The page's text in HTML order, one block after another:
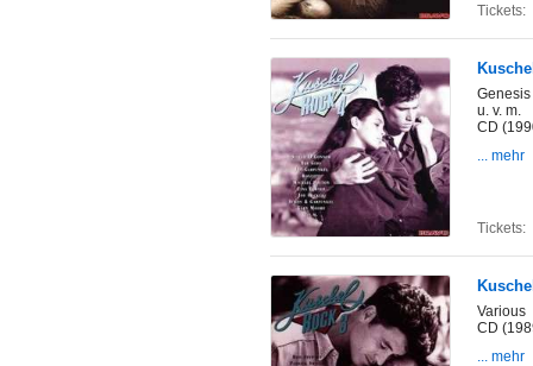
Tickets:
u. v. m.
CD
... mehr
Tickets:
Various
CD
... mehr